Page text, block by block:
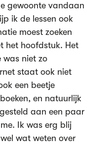
gewoonte vandaan
ik de lessen ook
moest zoeken
het hoofdstuk. Het
was niet zo
staat ook niet
een beetje
en natuurlijk
aan een paar
Ik was erg blij
wat weten over